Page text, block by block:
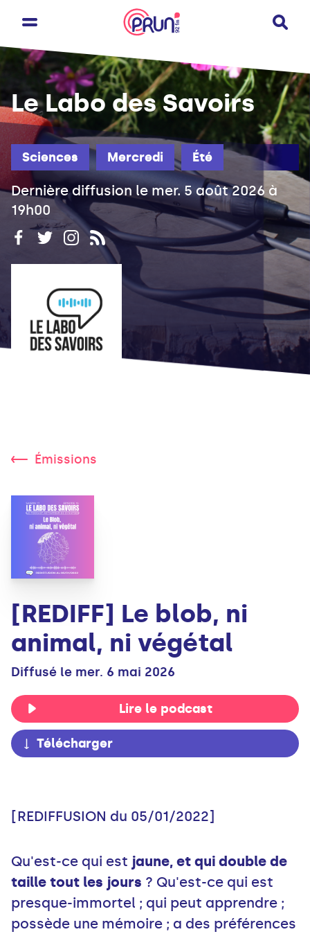
Sciences Mercredi Été
Le Labo des Savoirs
Dernière diffusion le mer. 5 août 2026 à
19h00
Émissions
[REDIFF] Le blob, ni
animal, ni végétal
Diffusé le mer. 6 mai 2026
Lire le podcast
Télécharger
[REDIFFUSION du 05/01/2022]
Qu'est-ce qui est jaune, et qui double de
taille tout les jours ? Qu'est-ce qui est
presque-immortel ; qui peut apprendre ;
possède une mémoire ; a des préférences